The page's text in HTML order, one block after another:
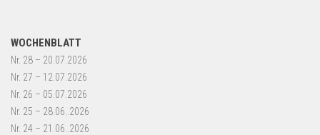
WOCHENBLATT
Nr. 28 – 20.07.2026
Nr. 27 – 12.07.2026
Nr. 26 – 05.07.2026
Nr. 25 – 28.06..2026
Nr. 24 – 21.06..2026